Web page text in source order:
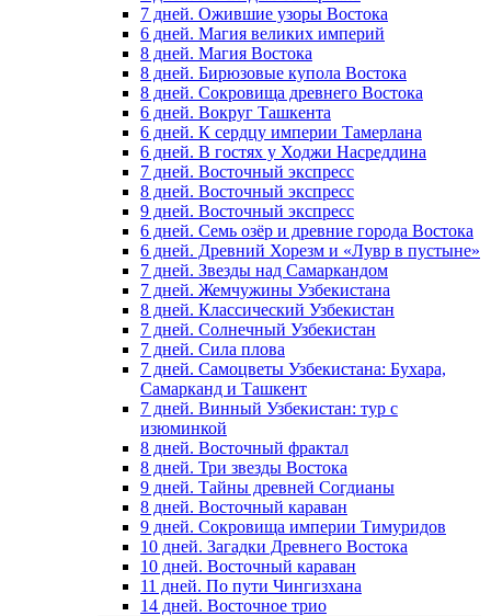
7 дней. Ожившие узоры Востока
6 дней. Магия великих империй
8 дней. Магия Востока
8 дней. Бирюзовые купола Востока
8 дней. Сокровища древнего Востока
6 дней. Вокруг Ташкента
6 дней. К сердцу империи Тамерлана
6 дней. В гостях у Ходжи Насреддина
7 дней. Восточный экспресс
8 дней. Восточный экспресс
9 дней. Восточный экспресс
6 дней. Семь озёр и древние города Востока
6 дней. Древний Хорезм и «Лувр в пустыне»
7 дней. Звезды над Самаркандом
7 дней. Жемчужины Узбекистана
8 дней. Классический Узбекистан
7 дней. Солнечный Узбекистан
7 дней. Сила плова
7 дней. Самоцветы Узбекистана: Бухара,
Самарканд и Ташкент
7 дней. Винный Узбекистан: тур с
изюминкой
8 дней. Восточный фрактал
8 дней. Три звезды Востока
9 дней. Тайны древней Согдианы
8 дней. Восточный караван
9 дней. Сокровища империи Тимуридов
10 дней. Загадки Древнего Востока
10 дней. Восточный караван
11 дней. По пути Чингизхана
14 дней. Восточное трио